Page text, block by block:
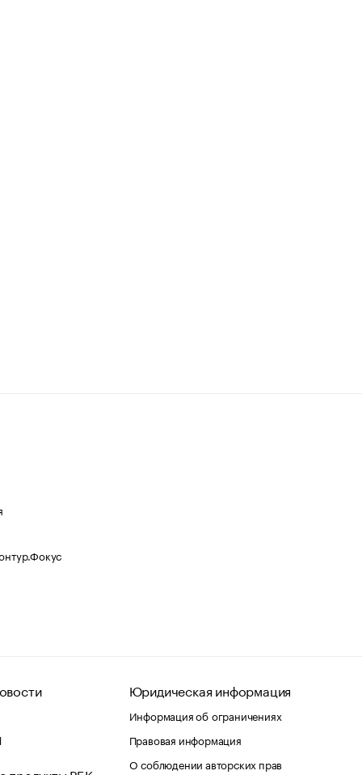
Юридическая информация
Информация об ограничениях
Правовая информация
О соблюдении авторских прав